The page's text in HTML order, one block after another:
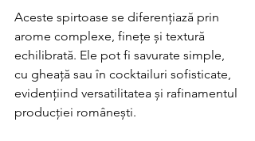
Aceste spirtoase se diferențiază prin
arome complexe, finețe și textură
echilibrată. Ele pot fi savurate simple,
cu gheață sau în cocktailuri sofisticate,
evidențiind versatilitatea și rafinamentul
producției românești.